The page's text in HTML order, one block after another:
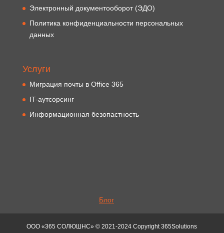
Электронный документооборот (ЭДО)
Политика конфиденциальности персональных
данных
Услуги
Миграция почты в Office 365
IT-аутсорсинг
Информационная безопастность
Блог
ООО «365 СОЛЮШНС» © 2021-2024 Copyright 365Solutions